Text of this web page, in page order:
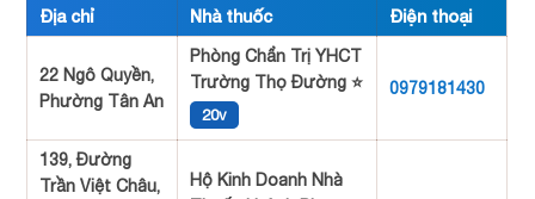
Địa chỉ Nhà thuốc Điện thoại
22 Ngô Quyền,
Phường Tân An
Phòng Chẩn Trị YHCT
Trường Thọ Đường ⭐
20v
0979181430
139, Đường
Trần Việt Châu,
Hộ Kinh Doanh Nhà